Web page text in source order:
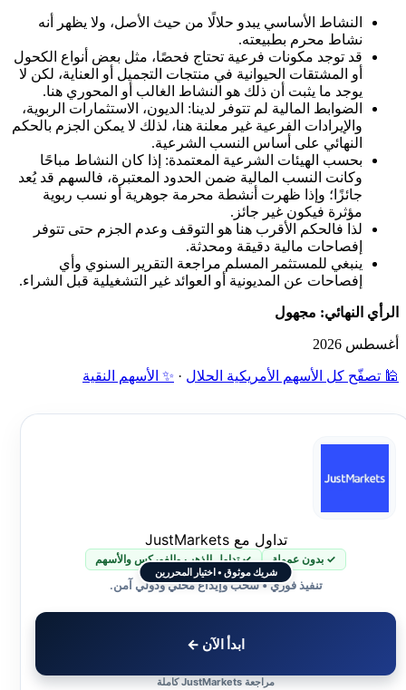
النشاط الأساسي يبدو حلالًا من حيث الأصل، ولا يظهر أنه
نشاط محرم بطبيعته.
قد توجد مكونات فرعية تحتاج فحصًا، مثل بعض أنواع الكحول
أو المشتقات الحيوانية في منتجات التجميل أو العناية، لكن لا
يوجد ما يثبت أن ذلك هو النشاط الغالب أو المحوري هنا.
الضوابط المالية لم تتوفر لدينا: الديون، الاستثمارات الربوية،
والإيرادات الفرعية غير معلنة هنا، لذلك لا يمكن الجزم بالحكم
النهائي على أساس النسب الشرعية.
بحسب الهيئات الشرعية المعتمدة: إذا كان النشاط مباحًا
وكانت النسب المالية ضمن الحدود المعتبرة، فالسهم قد يُعد
جائزًا؛ وإذا ظهرت أنشطة محرمة جوهرية أو نسب ربوية
مؤثرة فيكون غير جائز.
لذا فالحكم الأقرب هنا هو التوقف وعدم الجزم حتى تتوفر
إفصاحات مالية دقيقة ومحدثة.
ينبغي للمستثمر المسلم مراجعة التقرير السنوي وأي
إفصاحات عن المديونية أو العوائد غير التشغيلية قبل الشراء.
الرأي النهائي: مجهول
أغسطس 2026
🕌 تصفّح كل الأسهم الأمريكية الحلال · ✨ الأسهم النقية
شريك موثوق • اختيار المحررين
تداول مع JustMarkets
✓ بدون عمولة ✓ تداول الذهب والفوركس والأسهم
تنفيذ فوري • سحب وإيداع محلي ودولي آمن.
ابدأ الآن ←
مراجعة JustMarkets كاملة